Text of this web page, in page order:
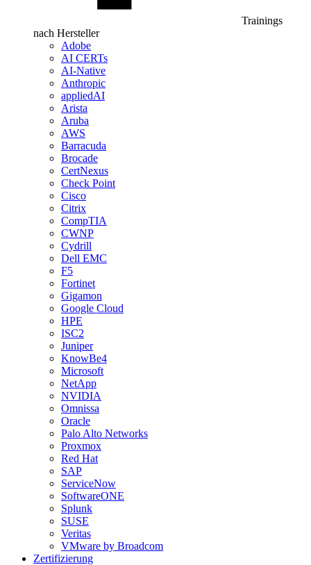
Trainings
nach Hersteller
Adobe
AI CERTs
AI-Native
Anthropic
appliedAI
Arista
Aruba
AWS
Barracuda
Brocade
CertNexus
Check Point
Cisco
Citrix
CompTIA
CWNP
Cydrill
Dell EMC
F5
Fortinet
Gigamon
Google Cloud
HPE
ISC2
Juniper
KnowBe4
Microsoft
NetApp
NVIDIA
Omnissa
Oracle
Palo Alto Networks
Proxmox
Red Hat
SAP
ServiceNow
SoftwareONE
Splunk
SUSE
Veritas
VMware by Broadcom
Zertifizierung